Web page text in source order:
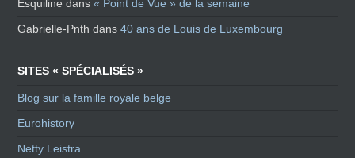
Esquiline dans« Point de Vue » de la semaine
Gabrielle-Pnth dans40 ans de Louis de Luxembourg
SITES « SPÉCIALISÉS »
Blog sur la famille royale belge
Eurohistory
Netty Leistra